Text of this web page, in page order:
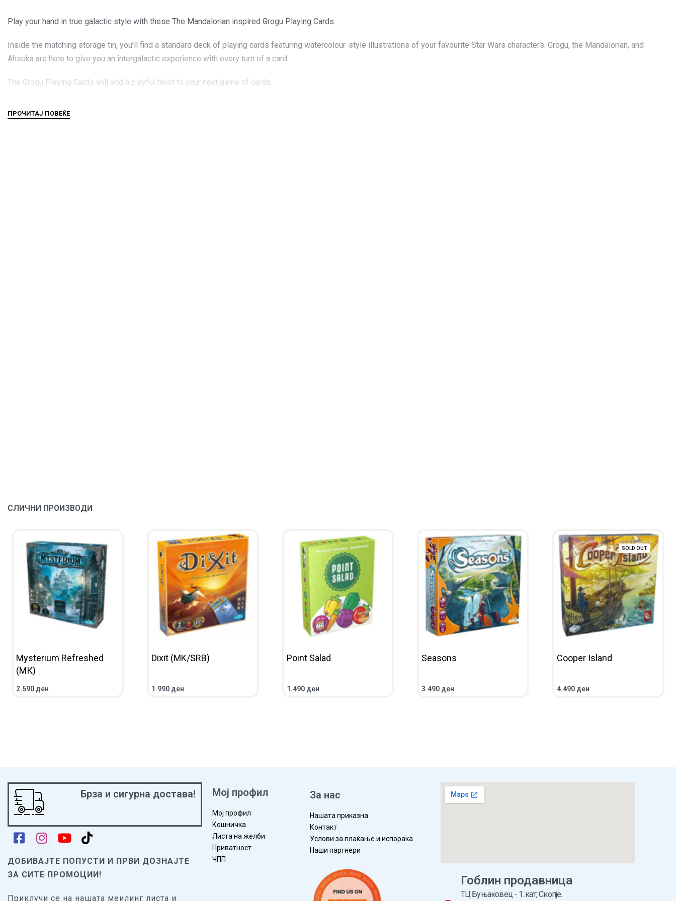
Play your hand in true galactic style with these The Mandalorian inspired Grogu Playing Cards.
Inside the matching storage tin, you’ll find a standard deck of playing cards featuring watercolour-style illustrations of your favourite Star Wars characters. Grogu, the Mandalorian, and
Ahsoka are here to give you an intergalactic experience with every turn of a card.
The Grogu Playing Cards will add a playful twist to your next game of cards.
СЛИЧНИ ПРОИЗВОДИ
Mysterium Refreshed
(МК)
2.590 ден
Dixit (MK/SRB)
1.990 ден
Point Salad
1.490 ден
Seasons
3.490 ден
SOLD OUT
Cooper Island
4.490 ден
Брза и сигурна достава!
ДОБИВАЈТЕ ПОПУСТИ И ПРВИ ДОЗНАЈТЕ
ЗА СИТЕ ПРОМОЦИИ!
Приклучи се на нашата меилинг листа и
Мој профил
Мој профил
Кошничка
Листа на желби
Приватност
ЧПП
За нас
Нашата приказна
Контакт
Услови за плаќање и испорака
Наши партнери
Гоблин продавница
ТЦ Буњаковец - 1. кат, Скопје.